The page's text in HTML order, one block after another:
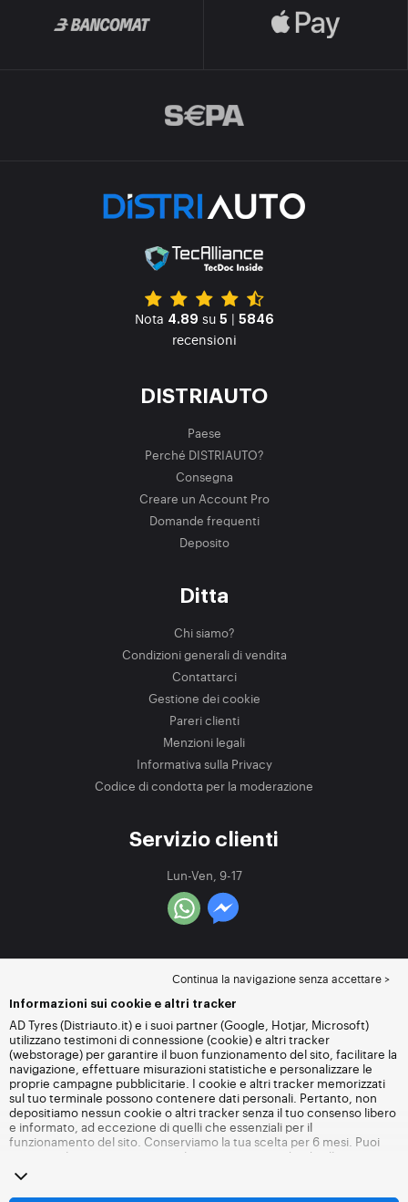
Nota 4.89 su 5 | 5846
recensioni
DISTRIAUTO
Paese
Perché DISTRIAUTO?
Consegna
Creare un Account Pro
Domande frequenti
Deposito
Ditta
Chi siamo?
Condizioni generali di vendita
Contattarci
Gestione dei cookie
Pareri clienti
Menzioni legali
Informativa sulla Privacy
Codice di condotta per la moderazione
Servizio clienti
Lun-Ven, 9-17
Continua la navigazione senza accettare >
Informazioni sui cookie e altri tracker
AD Tyres (Distriauto.it) e i suoi partner (Google, Hotjar, Microsoft)
utilizzano testimoni di connessione (cookie) e altri tracker
(webstorage) per garantire il buon funzionamento del sito, facilitare la
navigazione, effettuare misurazioni statistiche e personalizzare le
proprie campagne pubblicitarie. I cookie e altri tracker memorizzati
sul tuo terminale possono contenere dati personali. Pertanto, non
depositiamo nessun cookie o altri tracker senza il tuo consenso libero
e informato, ad eccezione di quelli che essenziali per il
funzionamento del sito. Conserviamo la tua scelta per 6 mesi. Puoi
revocare il tuo consenso in qualsiasi momento andando alla
dei cookie e altri tracker
senza accettare il deposito di cookie o altri tracker. Il rifiuto non